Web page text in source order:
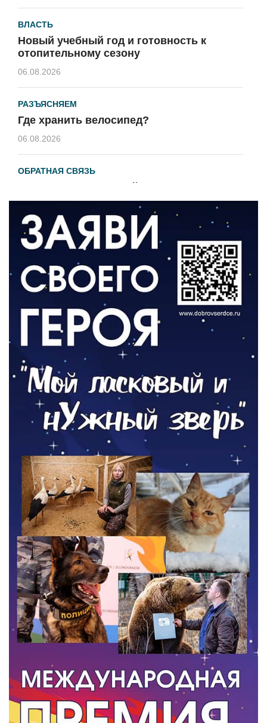
ВЛАСТЬ
Новый учебный год и готовность к
отопительному сезону
06.08.2026
РАЗЪЯСНЯЕМ
Где хранить велосипед?
06.08.2026
ОБРАТНАЯ СВЯЗЬ
Администрация онлайн
ВЛАСТЬ
День памяти и «Симфония народов»
06.08.2026
Новый настил на экотропе
05.08.2026